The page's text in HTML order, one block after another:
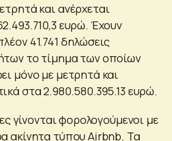
και ανέρχεται
ευρώ. Έχουν
41.741 δηλώσεις
το τίμημα των οποίων
μόνο με μετρητά και
στα 2.980.580.395.13 ευρώ.
γίνονται φορολογούμενοι με
ακίνητα τύπου Airbnb. Τα